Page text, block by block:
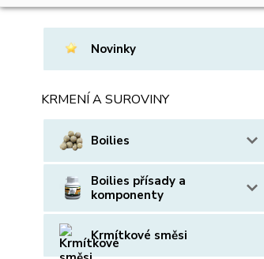
Novinky
KRMENÍ A SUROVINY
Boilies
Boilies přísady a
komponenty
Krmítkové směsi